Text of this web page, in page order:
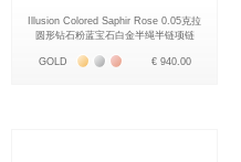
Illusion Colored Saphir Rose 0.05克拉
圆形钻石粉蓝宝石白金半绳半链项链
GOLD Жёлтое золото 18К
Белое золото 18К
Розовое золото 18К
€ 940.00